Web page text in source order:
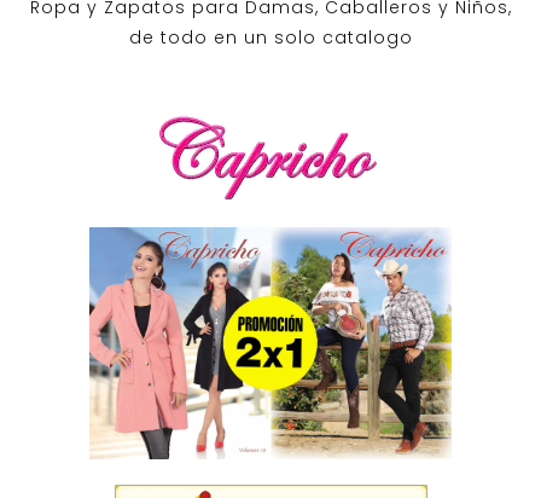
Ropa y Zapatos para Damas, Caballeros y Niños,
de todo en un solo catalogo